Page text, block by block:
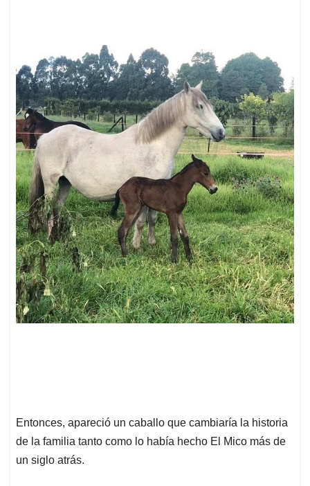
Entonces, apareció un caballo que cambiaría la historia
de la familia tanto como lo había hecho El Mico más de
un siglo atrás.